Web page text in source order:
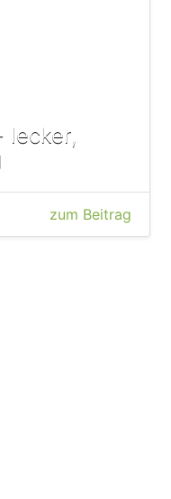
lecker,
zum Beitrag